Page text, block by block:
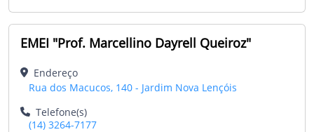
EMEI "Prof. Marcellino Dayrell Queiroz"
Endereço
Rua dos Macucos, 140 - Jardim Nova Lençóis
Telefone(s)
(14) 3264-7177